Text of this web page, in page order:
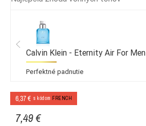
Calvin Klein - Eternity Air For Men
Perfektné padnutie
6,37 € s kódom FRENCH
7,49 €